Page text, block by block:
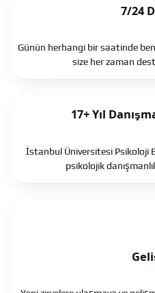
7/24
Günün herhangi bir saatinde
size her zaman
17+ Yıl
İstanbul Üniversitesi Psikoloji
psikolojik